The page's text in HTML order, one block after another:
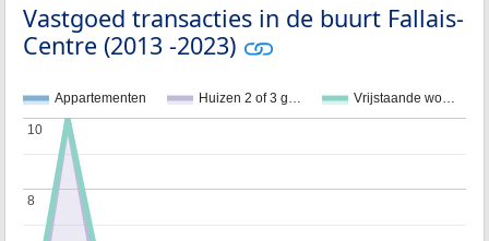
Vastgoed transacties in de buurt Fallais-
Centre (2013 -2023)
Appartementen Huizen 2 of 3 g… Vrijstaande wo…
8
8
10
10